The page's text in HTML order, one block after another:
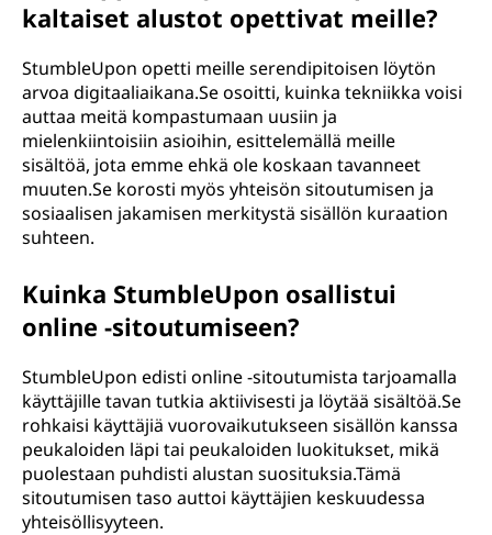
kaltaiset alustot opettivat meille?
StumbleUpon opetti meille serendipitoisen löytön
arvoa digitaaliaikana.Se osoitti, kuinka tekniikka voisi
auttaa meitä kompastumaan uusiin ja
mielenkiintoisiin asioihin, esittelemällä meille
sisältöä, jota emme ehkä ole koskaan tavanneet
muuten.Se korosti myös yhteisön sitoutumisen ja
sosiaalisen jakamisen merkitystä sisällön kuraation
suhteen.
Kuinka StumbleUpon osallistui
online -sitoutumiseen?
StumbleUpon edisti online -sitoutumista tarjoamalla
käyttäjille tavan tutkia aktiivisesti ja löytää sisältöä.Se
rohkaisi käyttäjiä vuorovaikutukseen sisällön kanssa
peukaloiden läpi tai peukaloiden luokitukset, mikä
puolestaan puhdisti alustan suosituksia.Tämä
sitoutumisen taso auttoi käyttäjien keskuudessa
yhteisöllisyyteen.